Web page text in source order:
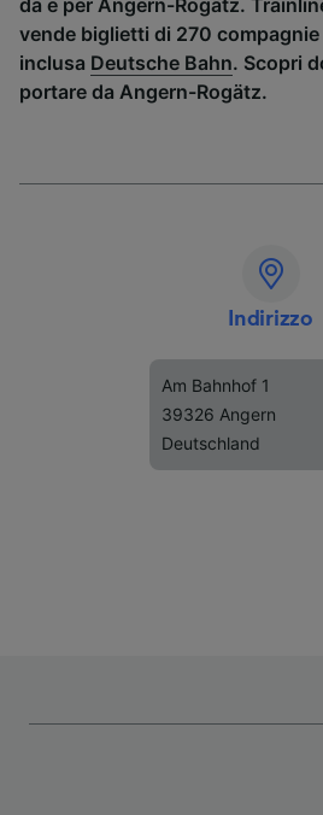
da e per Angern-Rogätz.
vende biglietti di 270
inclusa Deutsche Bahn. Scopri
portare da Angern-Rogätz.
Indirizzo
Am Bahnhof 1
39326 Angern
Deutschland